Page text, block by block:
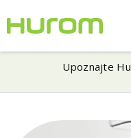
Upoznajte